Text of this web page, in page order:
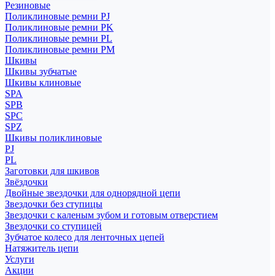
Резиновые
Поликлиновые ремни PJ
Поликлиновые ремни PK
Поликлиновые ремни PL
Поликлиновые ремни PM
Шкивы
Шкивы зубчатые
Шкивы клиновые
SPA
SPB
SPC
SPZ
Шкивы поликлиновые
PJ
PL
Заготовки для шкивов
Звёздочки
Двойные звездочки для однорядной цепи
Звездочки без ступицы
Звездочки с каленым зубом и готовым отверстием
Звездочки со ступицей
Зубчатое колесо для ленточных цепей
Натяжитель цепи
Услуги
Акции